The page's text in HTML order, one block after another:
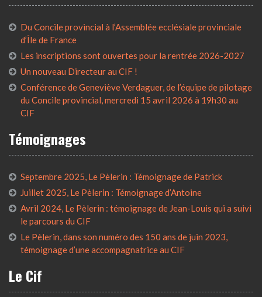
Du Concile provincial à l’Assemblée ecclésiale provinciale
d’Île de France
Les inscriptions sont ouvertes pour la rentrée 2026-2027
Un nouveau Directeur au CIF !
Conférence de Geneviève Verdaguer, de l’équipe de pilotage
du Concile provincial, mercredi 15 avril 2026 à 19h30 au
CIF
Témoignages
Septembre 2025, Le Pèlerin : Témoignage de Patrick
Juillet 2025, Le Pèlerin : Témoignage d’Antoine
Avril 2024, Le Pèlerin : témoignage de Jean-Louis qui a suivi
le parcours du CIF
Le Pèlerin, dans son numéro des 150 ans de juin 2023,
témoignage d’une accompagnatrice au CIF
Le Cif